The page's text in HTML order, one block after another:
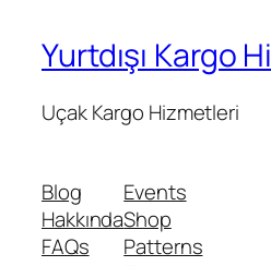
Yurtdışı Kargo
Uçak Kargo Hizmetleri
Blog
Hakkında
FAQs
Events
Shop
Patterns